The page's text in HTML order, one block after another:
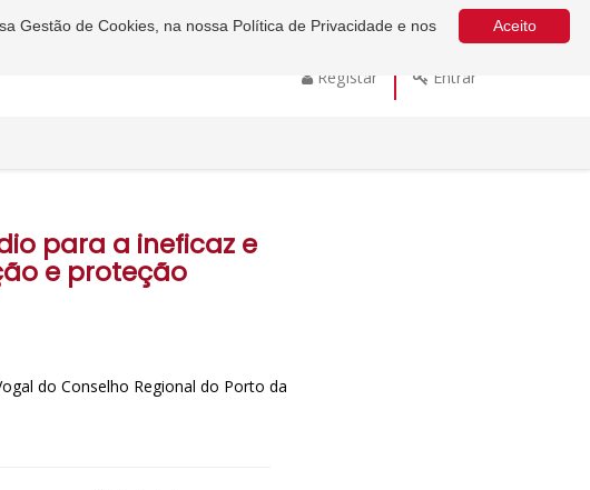
Registar Entrar
para a ineficaz e
e proteção
do Conselho Regional do Porto da
Aceito
Gestão de Cookies, na nossa Política de Privacidade e nos